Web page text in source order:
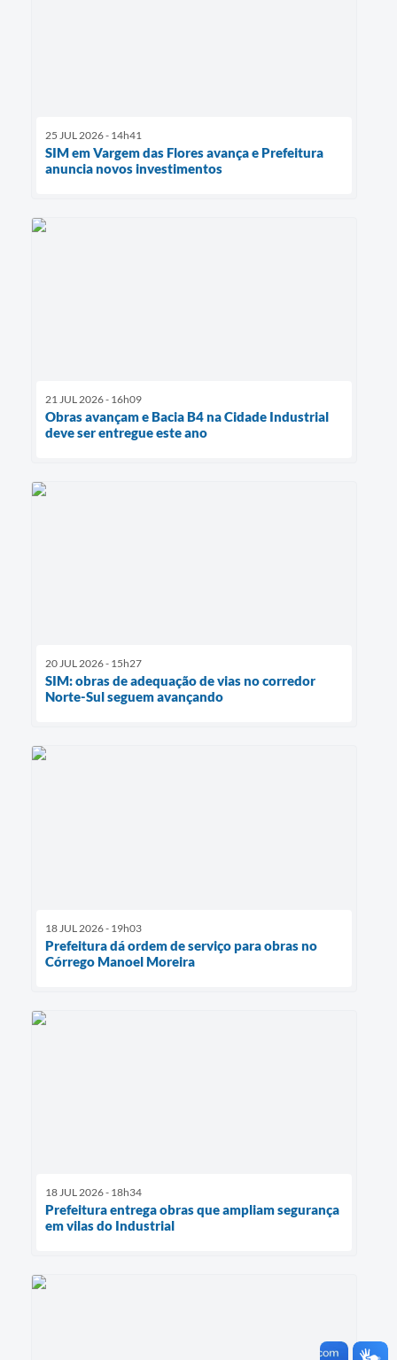
25 JUL 2026 - 14h41
SIM em Vargem das Flores avança e Prefeitura
anuncia novos investimentos
21 JUL 2026 - 16h09
Obras avançam e Bacia B4 na Cidade Industrial
deve ser entregue este ano
20 JUL 2026 - 15h27
SIM: obras de adequação de vias no corredor
Norte-Sul seguem avançando
18 JUL 2026 - 19h03
Prefeitura dá ordem de serviço para obras no
Córrego Manoel Moreira
18 JUL 2026 - 18h34
Prefeitura entrega obras que ampliam segurança
em vilas do Industrial